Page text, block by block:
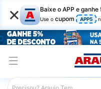
× Baixe o APP e ganhe
Use o cupom APP5